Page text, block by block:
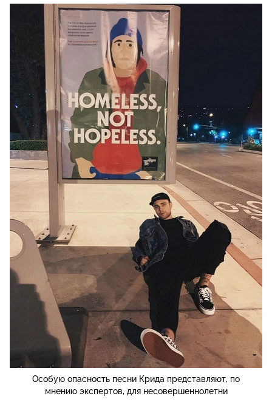
Особую опасность песни Крида представляют, по
мнению экспертов, для несовершеннолетни